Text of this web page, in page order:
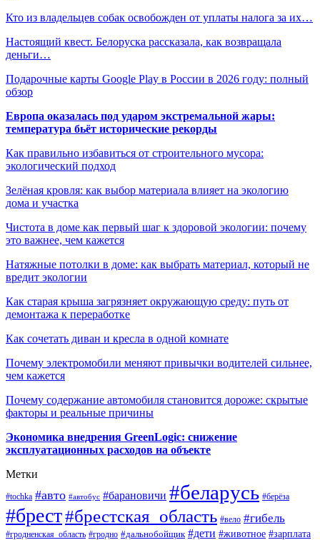
Кто из владельцев собак освобожден от уплаты налога за их…
Настоящий квест. Белоруска рассказала, как возвращала
деньги…
Подарочные карты Google Play в России в 2026 году: полный
обзор
Европа оказалась под ударом экстремальной жары:
температура бьёт исторические рекорды
Как правильно избавиться от строительного мусора:
экологический подход
Зелёная кровля: как выбор материала влияет на экологию
дома и участка
Чистота в доме как первый шаг к здоровой экологии: почему
это важнее, чем кажется
Натяжные потолки в доме: как выбрать материал, который не
вредит экологии
Как старая крыша загрязняет окружающую среду: путь от
демонтажа к переработке
Как сочетать диван и кресла в одной комнате
Почему электромобили меняют привычки водителей сильнее,
чем кажется
Почему содержание автомобиля становится дороже: скрытые
факторы и реальные причины
Экономика внедрения GreenLogic: снижение
эксплуатационных расходов на объекте
Метки
#tochka #авто #автобус #барановичи #беларусь #берёза
#брест#брестская_область #вело #гибель
#гродненская_область #гродно #дальнобойщик #дети #животное #зарплата